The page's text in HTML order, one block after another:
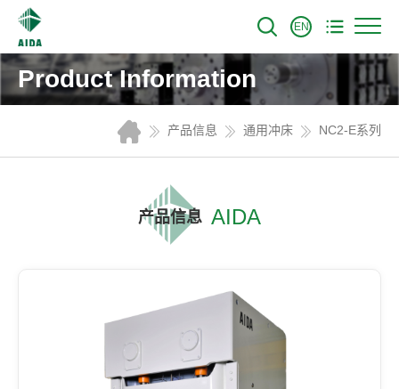
EN
Product Information
产品信息 通用冲床 NC2-E系列
产品信息 AIDA